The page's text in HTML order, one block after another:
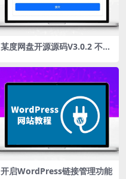
某度网盘开源源码V3.0.2 不违
开启WordPress链接管理功能